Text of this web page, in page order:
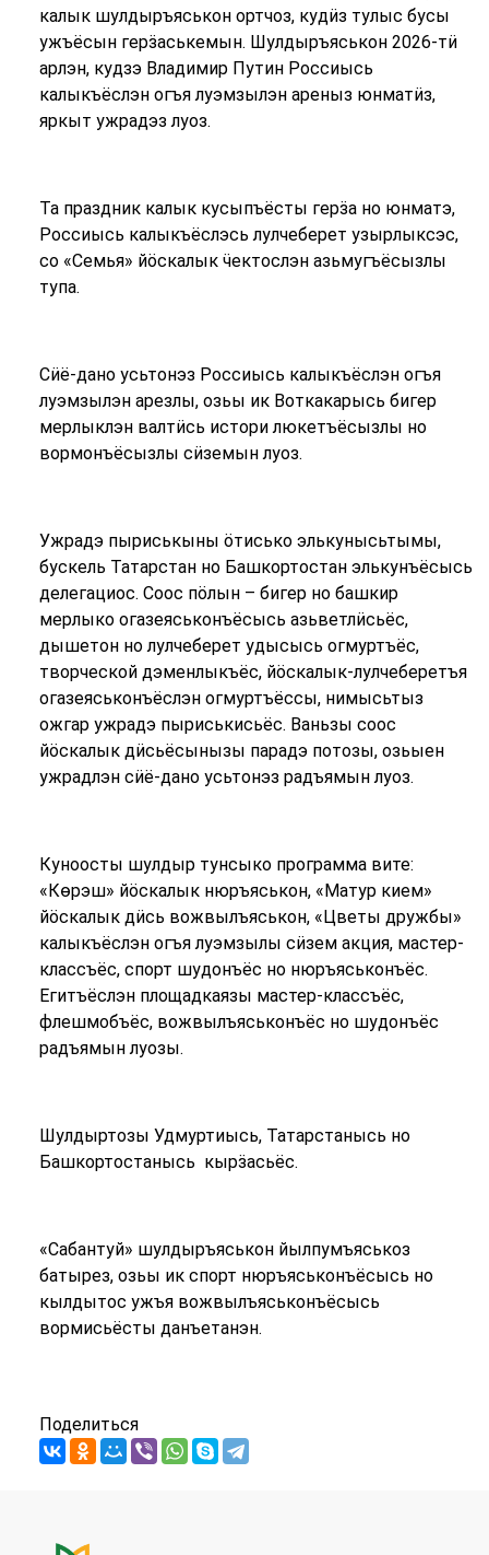
калык шулдыръяськон ортчоз, кудӥз тулыс бусы
ужъёсын герӟаськемын. Шулдыръяськон 2026-тӥ
арлэн, кудзэ Владимир Путин Россиысь
калыкъёслэн огъя луэмзылэн ареныз юнматӥз,
яркыт ужрадэз луоз.
Та праздник калык кусыпъёсты герӟа но юнматэ,
Россиысь калыкъёслэсь лулчеберет узырлыксэс,
со «Семья» йӧскалык ӵектослэн азьмугъёсызлы
тупа.
Сӥё-дано усьтонэз Россиысь калыкъёслэн огъя
луэмзылэн арезлы, озьы ик Воткакарысь бигер
мерлыклэн валтӥсь истори люкетъёсызлы но
вормонъёсызлы сӥземын луоз.
Ужрадэ пыриськыны ӧтисько элькунысьтымы,
бускель Татарстан но Башкортостан элькунъёсысь
делегациос. Соос пӧлын – бигер но башкир
мерлыко огазеяськонъёсысь азьветлӥсьёс,
дышетон но лулчеберет удысысь огмуртъёс,
творческой дэменлыкъёс, йӧскалык-лулчеберетъя
огазеяськонъёслэн огмуртъёссы, нимысьтыз
ожгар ужрадэ пыриськисьёс. Ваньзы соос
йӧскалык дӥсьёсынызы парадэ потозы, озьыен
ужрадлэн сӥё-дано усьтонэз радъямын луоз.
Куноосты шулдыр тунсыко программа вите:
«Көрэш» йӧскалык нюръяськон, «Матур кием»
йӧскалык дӥсь вожвылъяськон, «Цветы дружбы»
калыкъёслэн огъя луэмзылы сӥзем акция, мастер-
классъёс, спорт шудонъёс но нюръяськонъёс.
Егитъёслэн площадкаязы мастер-классъёс,
флешмобъёс, вожвылъяськонъёс но шудонъёс
радъямын луозы.
Шулдыртозы Удмуртиысь, Татарстанысь но
Башкортостанысь кырӟасьёс.
«Сабантуй» шулдыръяськон йылпумъяськоз
батырез, озьы ик спорт нюръяськонъёсысь но
кылдытос ужъя вожвылъяськонъёсысь
вормисьёсты данъетанэн.
Поделиться